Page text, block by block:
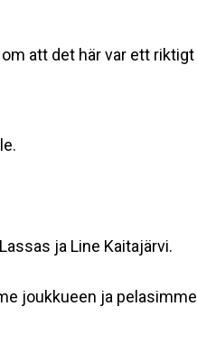
att det här var ett riktigt
ja Line Kaitajärvi.
joukkueen ja pelasimme